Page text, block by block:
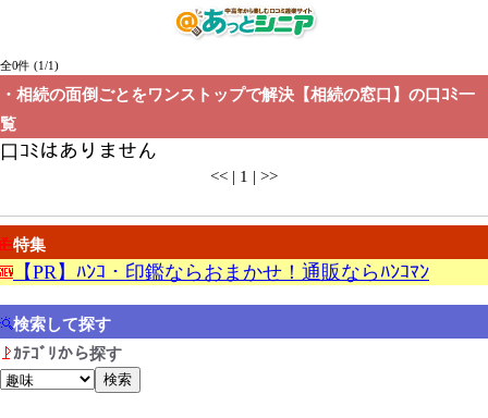
全0件 (1/1)
・相続の面倒ごとをワンストップで解決【相続の窓口】の口ｺﾐ一
覧
口ｺﾐはありません
<< | 1 | >>
特集
【PR】ﾊﾝｺ・印鑑ならおまかせ！通販ならﾊﾝｺﾏﾝ
検索して探す
ｶﾃｺﾞﾘから探す